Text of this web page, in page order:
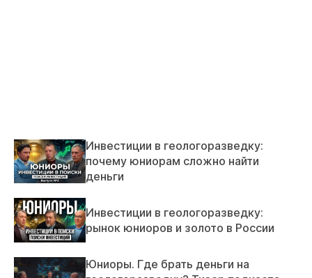
Инвестиции в геологоразведку:
почему юниорам сложно найти
деньги
Инвестиции в геологоразведку:
рынок юниоров и золото в России
Юниоры. Где брать деньги на